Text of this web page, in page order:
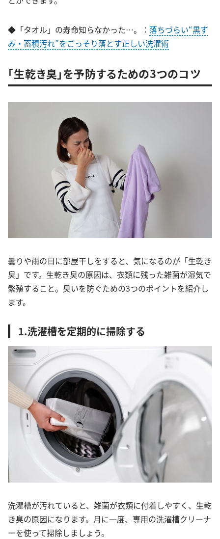
◆「タオル」の寿命知らなかった…。： 落ちづらい“黒ず
み・蓄積汚れ”をごっそり落とす正しい洗濯術
「生乾き臭」を予防するための3つのコツ
曇りや雨の日に部屋干しをすると、気になるのが「生乾き
臭」です。生乾き臭の原因は、衣類に残った雑菌が湿気で
繁殖すること。臭いを防ぐための3つのポイントを紹介し
ます。
1.洗濯槽を定期的に掃除する
洗濯槽が汚れていると、雑菌が衣類に付着しやすく、生乾
き臭の原因になります。月に一度、専用の洗濯槽クリーナ
ーを使って掃除しましょう。